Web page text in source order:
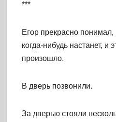
***
Егор прекрасно понимал,
когда-нибудь настанет, и
произошло.
В дверь позвонили.
За дверью стояли